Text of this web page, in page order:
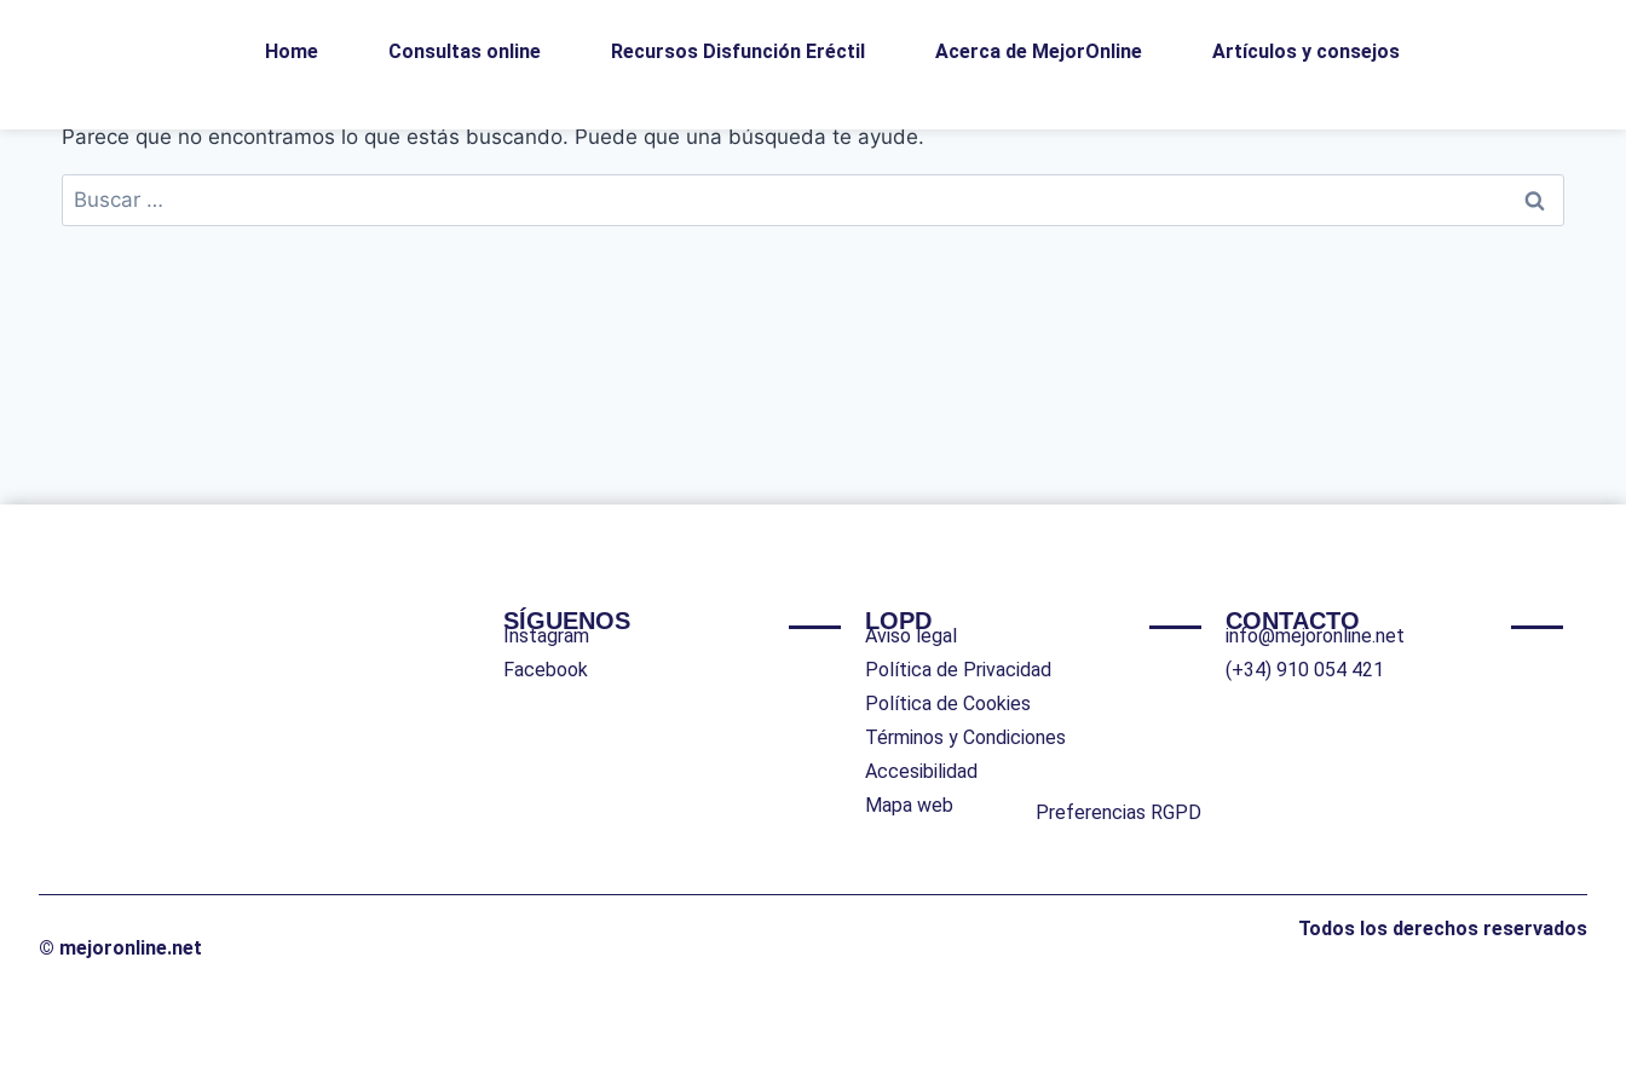
Home Consultas online Recursos Disfunción Eréctil Acerca de MejorOnline Artículos y consejos
Parece que no encontramos lo que estás buscando. Puede que una búsqueda te ayude.
SÍGUENOS
Instagram
Facebook
LOPD
Aviso legal
Política de Privacidad
Política de Cookies
Términos y Condiciones
Accesibilidad
Mapa web
Preferencias RGPD
CONTACTO
info@mejoronline.net
(+34) 910 054 421
© mejoronline.net
Todos los derechos reservados